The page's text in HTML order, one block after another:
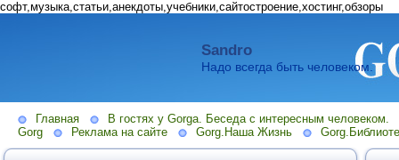
софт,музыка,статьи,анекдоты,учебники,сайтостроение,хостинг,обзоры
Sandro
Надо всегда быть человеком.
Главная
В гостях у Gorga. Беседа с интересным человеком.
Gorg
Реклама на сайте Gorg.Наша Жизнь